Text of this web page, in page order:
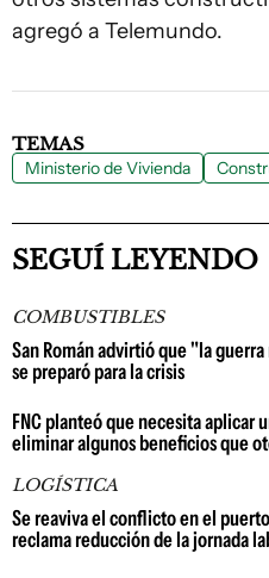
agregó a Telemundo.
TEMAS
Ministerio de Vivienda
SEGUÍ LEYENDO
COMBUSTIBLES
San Román advirtió que "la
se preparó para la crisis
FNC planteó que necesita aplicar
eliminar algunos beneficios que
LOGÍSTICA
Se reaviva el conflicto en el
reclama reducción de la jornada